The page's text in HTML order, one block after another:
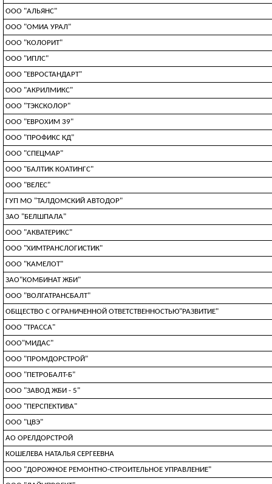
ООО "АЛЬЯНС"
ООО "ОМИА УРАЛ"
ООО "КОЛОРИТ"
ООО "ИПЛС"
ООО "ЕВРОСТАНДАРТ"
ООО "АКРИЛМИКС"
ООО "ТЭКСКОЛОР"
ООО "ЕВРОХИМ 39"
ООО "ПРОФИКС КД"
ООО "СПЕЦМАР"
ООО "БАЛТИК КОАТИНГС"
ООО "ВЕЛЕС"
ГУП МО "ТАЛДОМСКИЙ АВТОДОР"
ЗАО "БЕЛШПАЛА"
ООО "АКВАТЕРИКС"
ООО "ХИМТРАНСЛОГИСТИК"
ООО "КАМЕЛОТ"
ЗАО"КОМБИНАТ ЖБИ"
ООО "ВОЛГАТРАНСБАЛТ"
ОБЩЕСТВО С ОГРАНИЧЕННОЙ ОТВЕТСТВЕННОСТЬЮ"РАЗВИТИЕ"
ООО "ТРАССА"
ООО"МИДАС"
ООО "ПРОМДОРСТРОЙ"
ООО "ПЕТРОБАЛТ-Б"
ООО "ЗАВОД ЖБИ - 5"
ООО "ПЕРСПЕКТИВА"
ООО "ЦВЭ"
АО ОРЕЛДОРСТРОЙ
КОШЕЛЕВА НАТАЛЬЯ СЕРГЕЕВНА
ООО "ДОРОЖНОЕ РЕМОНТНО-СТРОИТЕЛЬНОЕ УПРАВЛЕНИЕ"